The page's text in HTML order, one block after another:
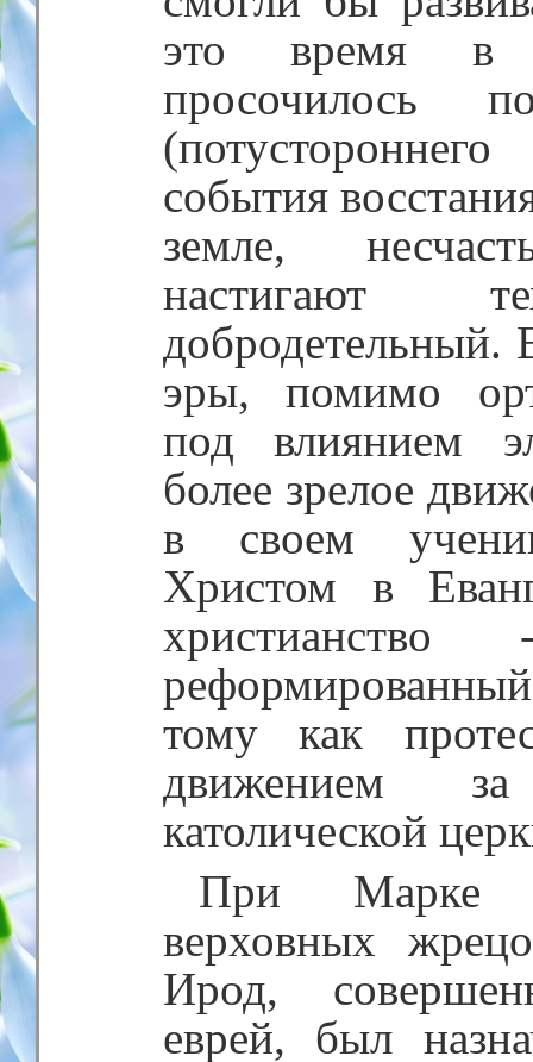
это время в
просочилось
события
земле,
настигают
добродетельный.
эры, помимо
под влиянием
более зрелое
в своем
Христом в
тому как
движением
католической
При Марке
верховных
Ирод,
еврей, был